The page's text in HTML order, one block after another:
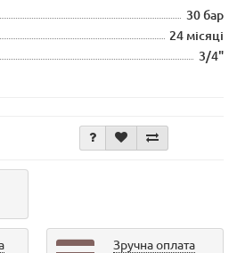
30 бар
24 місяці
3/4"
Зручна оплата